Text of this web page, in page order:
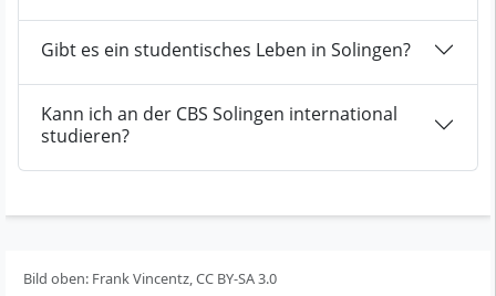
Gibt es ein studentisches Leben in Solingen?
Kann ich an der CBS Solingen international
studieren?
Bild oben: Frank Vincentz, CC BY-SA 3.0